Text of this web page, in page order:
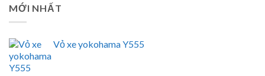
MỚI NHẤT
Vỏ xe yokohama Y555